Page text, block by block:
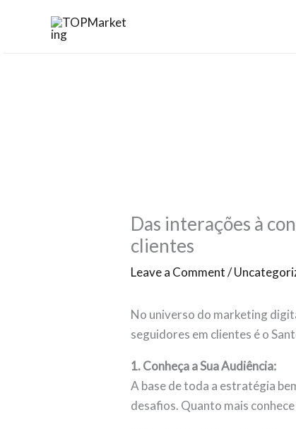
Das interações à
clientes
Leave a Comment /
No universo do marketing
seguidores em clientes é o
1. Conheça a Sua Audiência:
A base de toda a estratégia
desafios. Quanto mais